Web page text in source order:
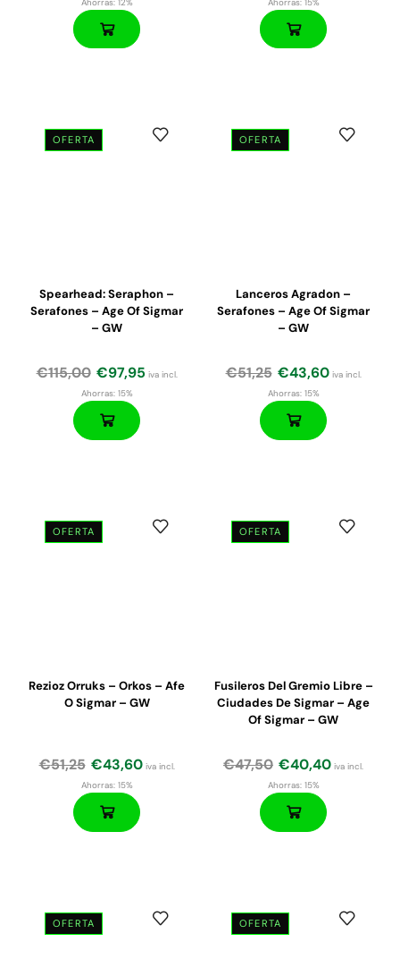
OFERTA
Spearhead: Seraphon –
Serafones – Age Of Sigmar
– GW
€115,00 €97,95 iva incl.
Ahorras:15%
OFERTA
Lanceros Agradon –
Serafones – Age Of Sigmar
– GW
€51,25 €43,60 iva incl.
Ahorras:15%
OFERTA
Rezioz Orruks – Orkos – Afe
O Sigmar – GW
€51,25 €43,60 iva incl.
Ahorras:15%
OFERTA
Fusileros Del Gremio Libre –
Ciudades De Sigmar – Age
Of Sigmar – GW
€47,50 €40,40 iva incl.
Ahorras:15%
OFERTA OFERTA